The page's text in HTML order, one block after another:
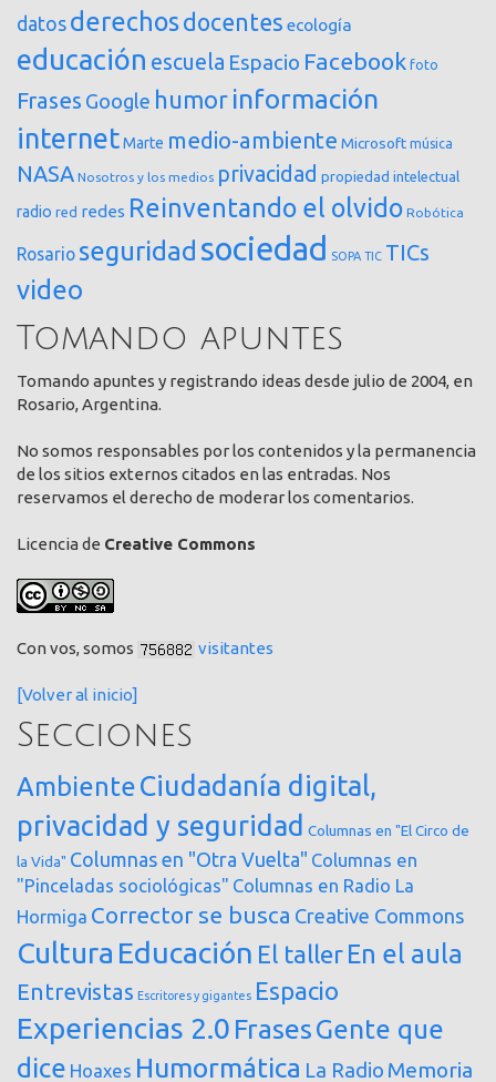
datos derechosdocentes ecología
educación escuela Espacio Facebook foto
Frases Google humor información
internetMarte medio-ambiente Microsoft música
NASA Nosotros y los medios privacidad propiedad intelectual
radio red redes Reinventando el olvido Robótica
Rosario seguridad sociedad SOPA TIC TICs
video
Tomando apuntes
Tomando apuntes y registrando ideas desde julio de 2004, en
Rosario, Argentina.
No somos responsables por los contenidos y la permanencia
de los sitios externos citados en las entradas. Nos
reservamos el derecho de moderar los comentarios.
Licencia de Creative Commons
Con vos, somos visitantes
[Volver al inicio]
Secciones
AmbienteCiudadanía digital,
privacidad y seguridad Columnas en "El Circo de
la Vida" Columnas en "Otra Vuelta" Columnas en
"Pinceladas sociológicas" Columnas en Radio La
Hormiga Corrector se busca Creative Commons
Cultura Educación El taller En el aula
Entrevistas Escritores y gigantes Espacio
Experiencias 2.0 FrasesGente que
dice Hoaxes Humormática La Radio Memoria